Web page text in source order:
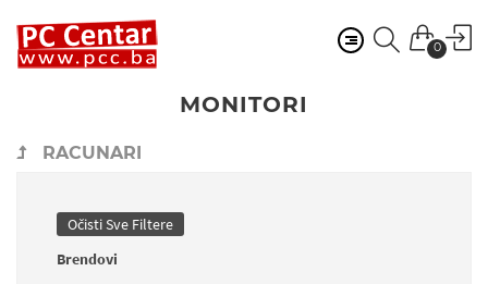
0
MONITORI
RACUNARI
Očisti Sve Filtere
Brendovi